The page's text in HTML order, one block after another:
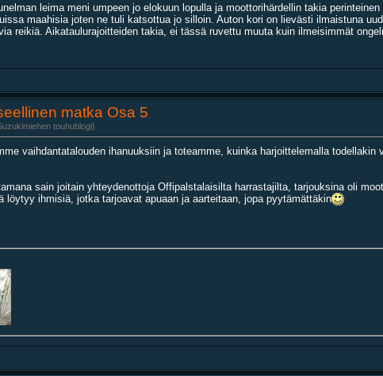
leima meni umpeen jo elokuun lopulla ja moottorihärdellin takia
maahisia joten ne tuli katsottua jo silloin. Auton kori on lievästi ilmaistuna
reikiä. Aikataulurajoitteiden takia, ei tässä ruvettu muuta kuin ilmeisimmät
matka Osa 5
touhublogi)
vaihdantatalouden ihanuuksiin ja toteamme, kuinka harjoittelemalla todellakin
sain joitain yhteydenottoja Offipalstalaisilta harrastajilta, tarjouksina oli
löytyy ihmisiä, jotka tarjoavat apuaan ja aarteitaan, jopa pyytämättäkin